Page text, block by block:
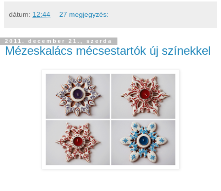
dátum: 12:44 27 megjegyzés:
2011. december 21., szerda
Mézeskalács mécsestartók új színekkel